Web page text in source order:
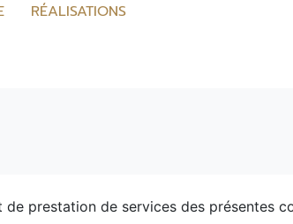
RÉALISATIONS
prestation de services des présentes